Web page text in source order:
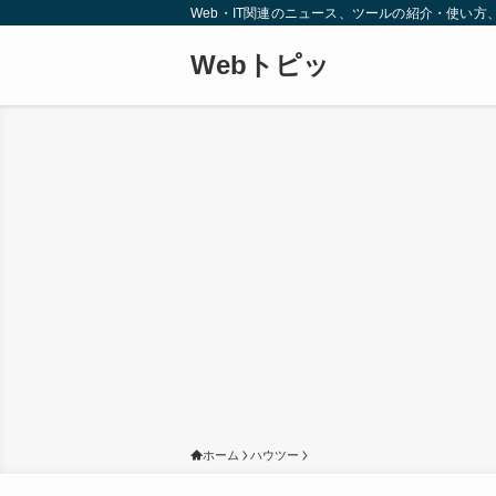
Web・IT関連のニュース、ツールの紹介・使い方
Webトピッ
ホーム ハウツー